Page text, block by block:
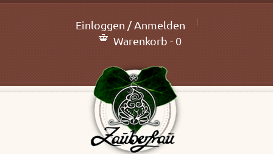
Einloggen / Anmelden
Warenkorb - 0